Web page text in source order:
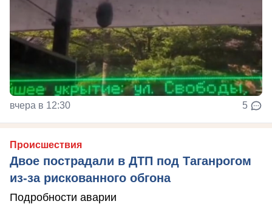
вчера в 12:30 5
Происшествия
Двое пострадали в ДТП под Таганрогом
из-за рискованного обгона
Подробности аварии